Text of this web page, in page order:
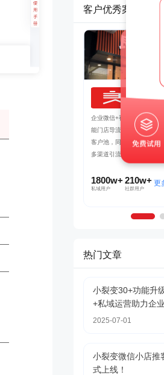
客户优秀案例
良品
企业微信+视频号打造公私
能门店导流线上，用企业微
客户池，同时通过视频号
多渠道引流
1800w+
私域用户
210w+
社群用户
更
热门文章
小裂变30+功能升
+私域运营助力企
2025-07-01
小裂变微信小店推
式上线！